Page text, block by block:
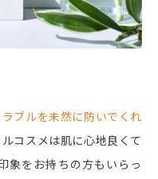
ブルを未然に防いでくれ
コスメは肌に心地良くて
象をお持ちの方もいらっ